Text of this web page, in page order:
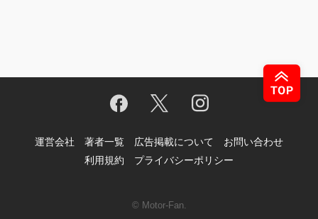
運営会社 著者一覧 広告掲載について
お問い合わせ
利用規約
プライバシーポリシー
© Motor-Fan.